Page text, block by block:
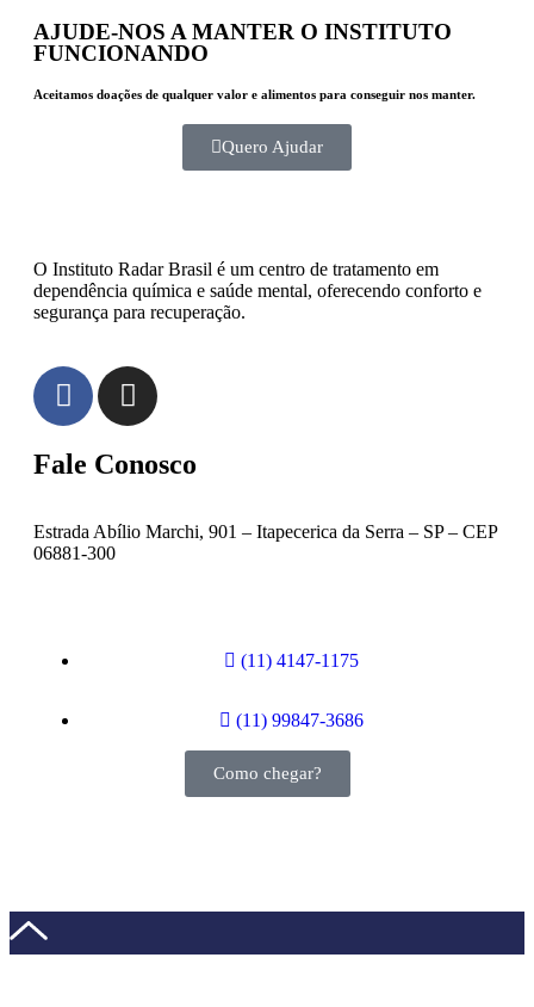
AJUDE-NOS A MANTER O INSTITUTO
FUNCIONANDO
Aceitamos doações de qualquer valor e alimentos para conseguir nos manter.
Quero Ajudar
O Instituto Radar Brasil é um centro de tratamento em
dependência química e saúde mental, oferecendo conforto e
segurança para recuperação.
Fale Conosco
Estrada Abílio Marchi, 901 – Itapecerica da Serra – SP – CEP
06881-300
(11) 4147-1175
(11) 99847-3686
Como chegar?